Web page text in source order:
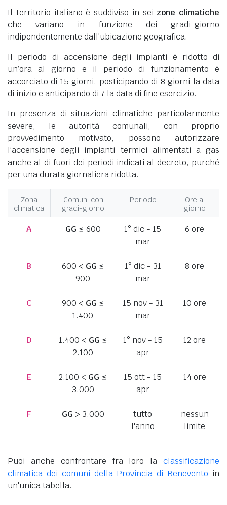
Il territorio italiano è suddiviso in sei zone climatiche
che variano in funzione dei gradi-giorno
indipendentemente dall'ubicazione geografica.
Il periodo di accensione degli impianti è ridotto di
un’ora al giorno e il periodo di funzionamento è
accorciato di 15 giorni, posticipando di 8 giorni la data
di inizio e anticipando di 7 la data di fine esercizio.
In presenza di situazioni climatiche particolarmente
severe, le autorità comunali, con proprio
provvedimento motivato, possono autorizzare
l’accensione degli impianti termici alimentati a gas
anche al di fuori dei periodi indicati al decreto, purché
per una durata giornaliera ridotta.
Zona
climatica
Comuni con
gradi-giorno
Periodo
Ore al
giorno
A GG ≤ 600
1° dic - 15
mar
6 ore
B 600 < GG ≤
900
1° dic - 31
mar
8 ore
C 900 < GG ≤
1.400
15 nov - 31
mar
10 ore
D 1.400 < GG ≤
2.100
1° nov - 15
apr
12 ore
E 2.100 < GG ≤
3.000
15 ott - 15
apr
14 ore
F GG > 3.000
tutto
l'anno
nessun
limite
Puoi anche confrontare fra loro la classificazione
climatica dei comuni della Provincia di Benevento in
un'unica tabella.